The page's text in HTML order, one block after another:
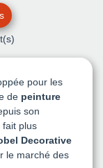
pour les
de peinture
son
fait plus
Decorative
le marché des